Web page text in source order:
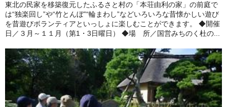
東北の民家を移築復元したふるさと村の「本荘由利の家」の前庭で
は“独楽回し”や“竹とんぼ”“輪まわし”などいろいろな昔懐かしい遊び
を昔遊びボランティアといっしょに楽しむことができます。 ◆開催
日／３月～１１月（第1・3日曜日） ◆場 所／国営みちのく杜の...